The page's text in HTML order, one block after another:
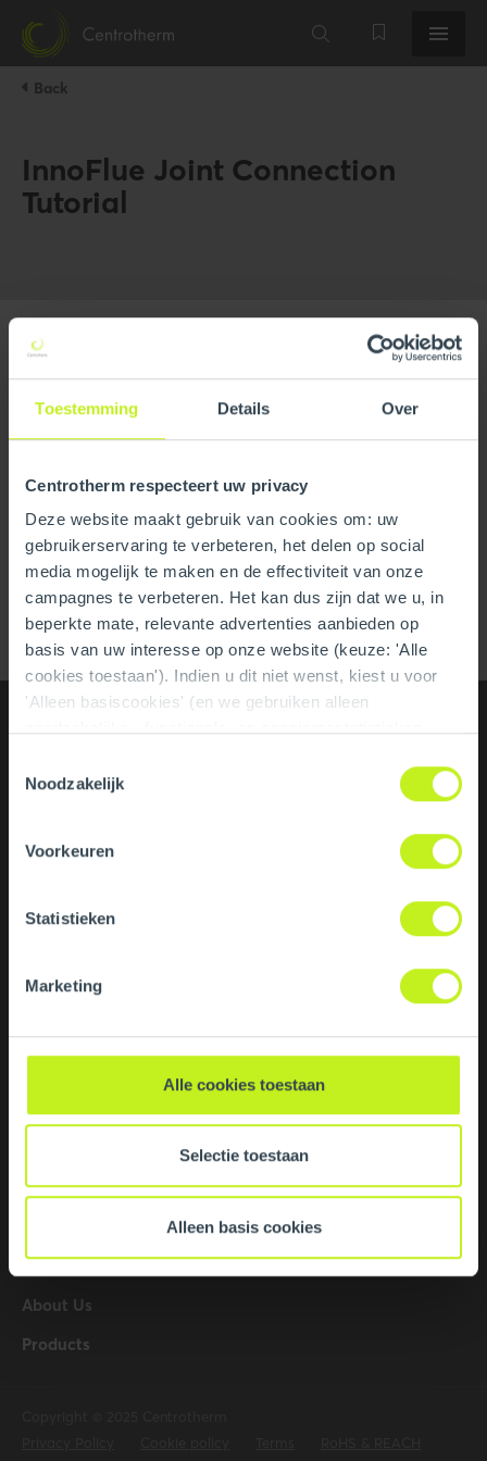
Toestemming Details Over
Centrotherm respecteert uw privacy
Deze website maakt gebruik van cookies om: uw
gebruikerservaring te verbeteren, het delen op social
media mogelijk te maken en de effectiviteit van onze
campagnes te verbeteren. Het kan dus zijn dat we u, in
beperkte mate, relevante advertenties aanbieden op
basis van uw interesse op onze website (keuze: 'Alle
cookies toestaan'). Indien u dit niet wenst, kiest u voor
'Alleen basiscookies' (en we gebruiken alleen
De 'Details tonen' knop geeft per categorie een korte
uitleg. Op onze privacy statementpagina vindt u nadere
informatie. Op deze pagina kunt u tevens uw keuze
ongedaan maken.
Noodzakelijk
Voorkeuren
Statistieken
Marketing
Alle cookies toestaan
Selectie toestaan
Alleen basis cookies
Back
InnoFlue Joint Connection
Tutorial
Please accept marketing-cookies to watch this video.
Contact
428 Hudson River Rd.
Waterford NY 12188
United States of America
About Us
Products